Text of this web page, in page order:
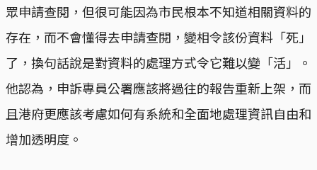
眾申請查閱，但很可能因為市民根本不知道相關資料的
存在，而不會懂得去申請查閱，變相令該份資料「死」
了，換句話說是對資料的處理方式令它難以變「活」。
他認為，申訴專員公署應該將過往的報告重新上架，而
且港府更應該考慮如何有系統和全面地處理資訊自由和
增加透明度。